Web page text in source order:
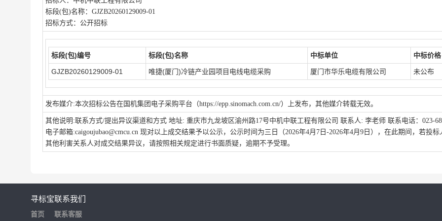
标段(包)名称：GJZB20260129009-01
招标方式：公开招标
标段(包)编号 标段(包)名称 中标单位 中标价格
GJZB20260129009-01 唯捷(厦门)冷链产业园项目电线电缆采购 厦门市华乐电缆有限公司 未公布
发布媒介:本次招标公告在国机集团电子采购平台（https://epp.sinomach.com.cn/）上发布，其他媒介转载无效。
其他说明 :联系方式/提出异议渠道和方式 地址: 重庆市九龙坡区渝州路17号中机中联工程有限公司 联系人: 李老师 联系电话：023-
电子邮箱:caigoujubao@cmcu.cn 现对以上成交结果予以公示，公示时间为三日（2026年4月7日-2026年4月9日），在此期间，若投标
其他利害关系人对成交结果异议，请按照相关规定进行书面质疑，逾期不予受理。
寻标宝
首页
联系我们
联系客服